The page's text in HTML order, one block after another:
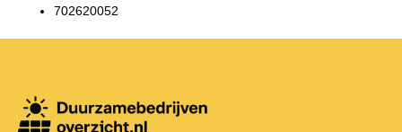
702620052